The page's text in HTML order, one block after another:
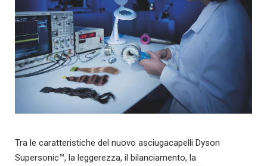
Tra le caratteristiche del nuovo asciugacapelli Dyson
Supersonic™, la leggerezza, il bilanciamento, la